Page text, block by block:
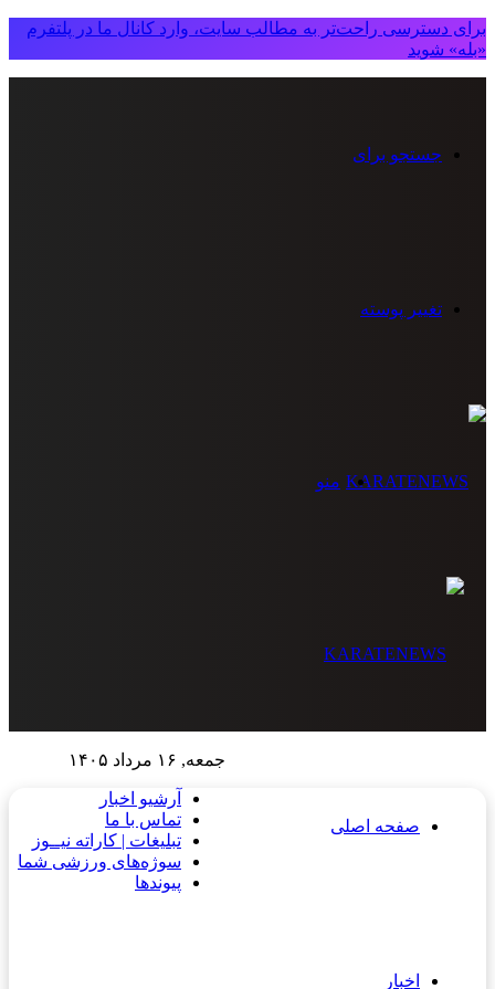
برای دسترسی راحت‌تر به مطالب سایت، وارد کانال ما در پلتفرم
«بله» شوید
جستجو برای
تغییر پوسته
منو
صفحه اصلی
اخبار
جمعه, ۱۶ مرداد ۱۴۰۵
آرشیو اخبار
تماس‌ با‌ ما
تبلیغات | کاراته نیــوز
سوژه‌های ورزشی شما
پیوندها